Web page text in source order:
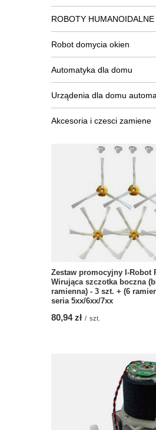
ROBOTY HUMANOIDALNE
Robot domycia okien
Automatyka dla domu
Urządenia dla domu
Akcesoria i czesci zamiene
Zestaw promocyjny I-Robot
Wirująca szczotka boczna
ramienna) - 3 szt. + (6
seria 5xx/6xx/7xx
80,94 zł / szt.